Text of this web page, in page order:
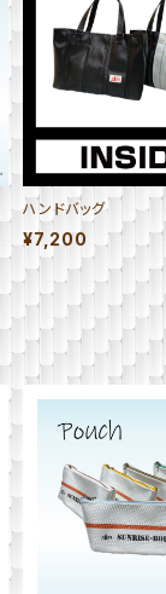
ハンドバッグ
¥7,200